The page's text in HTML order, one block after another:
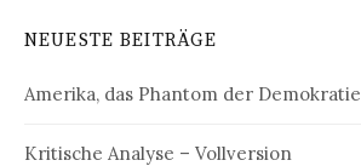
a
v
n
c
:
NEUESTE BEITRÄGE
Amerika, das Phantom der Demokratie
Kritische Analyse – Vollversion